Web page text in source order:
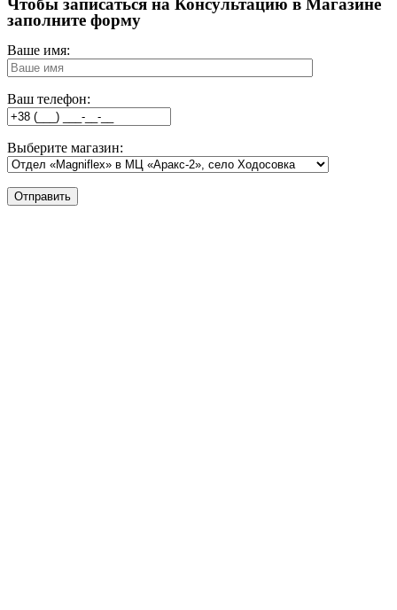
Чтобы записаться на Консультацию в Магазине
заполните форму
Ваше имя:
Ваш телефон:
Выберите магазин: